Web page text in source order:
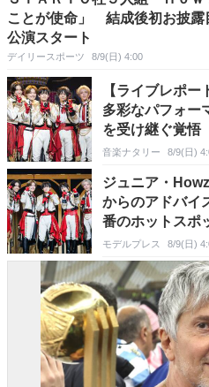
ことが使命」 結成後初お披露
公演スタート
デイリースポーツ 8/9(日) 4:00
【ライブレポー
多彩なパフォー
を受け継ぐ覚悟
音楽ナタリー 8/9(日)
ジュニア・
からのアドバイ
番のホットスポ
Howzit 1st LIVE
モデルプレス 8/9(日)